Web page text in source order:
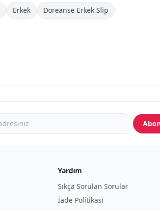
Erkek
Doreanse Erkek Slip
Yardım
Sıkça Sorulan Sorular
İade Politikası